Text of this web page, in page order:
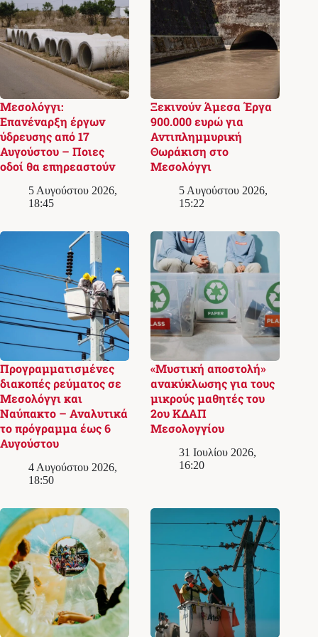
Μεσολόγγι:
Επανέναρξη έργων
ύδρευσης από 17
Αυγούστου – Ποιες
οδοί θα επηρεαστούν
5 Αυγούστου 2026,
18:45
Ξεκινούν Άμεσα Έργα
900.000 ευρώ για
Αντιπλημμυρική
Θωράκιση στο
Μεσολόγγι
5 Αυγούστου 2026,
15:22
Προγραμματισμένες
διακοπές ρεύματος σε
Μεσολόγγι και
Ναύπακτο – Αναλυτικά
το πρόγραμμα έως 6
Αυγούστου
4 Αυγούστου 2026,
18:50
«Μυστική αποστολή»
ανακύκλωσης για τους
μικρούς μαθητές του
2ου ΚΔΑΠ
Μεσολογγίου
31 Ιουλίου 2026,
16:20